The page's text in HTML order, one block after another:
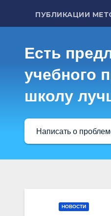
ПУБЛИКАЦИИ
Есть
учебного
школу
Написать о
НОВОСТИ